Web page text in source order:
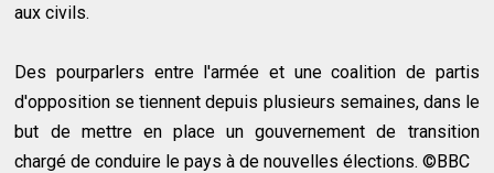
aux civils.
Des pourparlers entre l'armée et une coalition de partis
d'opposition se tiennent depuis plusieurs semaines, dans le
but de mettre en place un gouvernement de transition
chargé de conduire le pays à de nouvelles élections. ©BBC